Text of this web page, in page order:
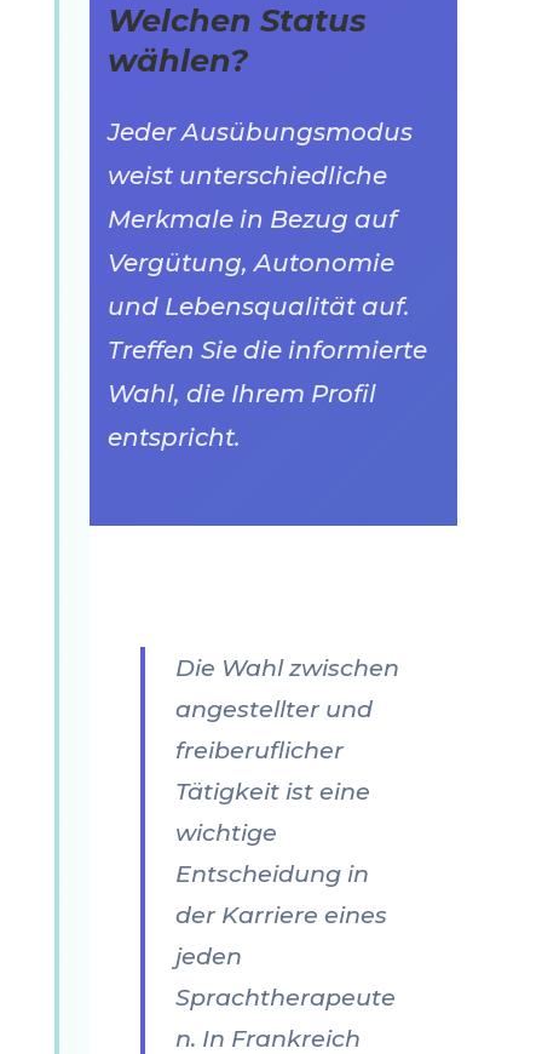
Welchen Status
wählen?
Jeder Ausübungsmodus
weist unterschiedliche
Merkmale in Bezug auf
Vergütung, Autonomie
und Lebensqualität auf.
Treffen Sie die informierte
Wahl, die Ihrem Profil
entspricht.
Die Wahl zwischen
angestellter und
freiberuflicher
Tätigkeit ist eine
wichtige
Entscheidung in
der Karriere eines
jeden
Sprachtherapeute
n. In Frankreich